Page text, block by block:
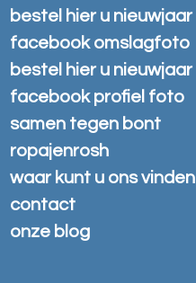
bestel hier u nieuwjaar
facebook omslagfoto
bestel hier u nieuwjaar
facebook profiel foto
samen tegen bont
ropajenrosh
waar kunt u ons vinden
contact
onze blog